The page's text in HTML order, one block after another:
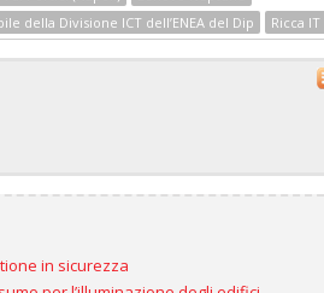
della Divisione ICT dell’ENEA del Dip Ricca IT
in sicurezza